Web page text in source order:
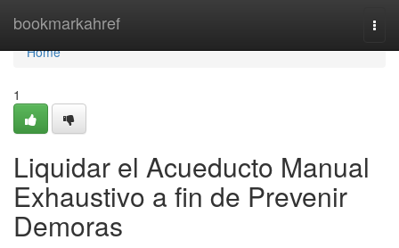
bookmarkahref
Home
Home
1
Liquidar el Acueducto Manual
Exhaustivo a fin de Prevenir
Demoras